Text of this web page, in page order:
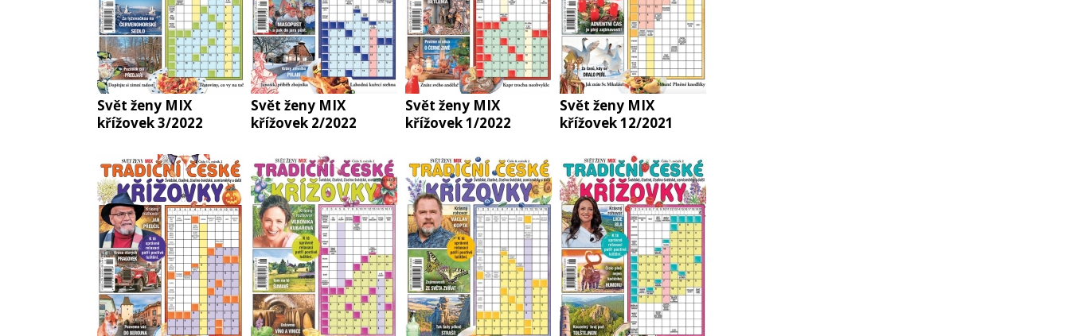
Svět ženy MIX
křížovek 3/2022
Svět ženy MIX
křížovek 2/2022
Svět ženy MIX
křížovek 1/2022
Svět ženy MIX
křížovek 12/2021